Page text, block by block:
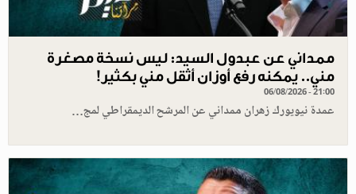
ممداني عن عبدول السيد: ليس نسخة مصغرة
مني.. يمكنه رفع أوزان أثقل مني بكثير!
06/08/2026 - 21:00
عمدة نيويورك زهران ممداني عن المرشح الديمقراطي لمج…